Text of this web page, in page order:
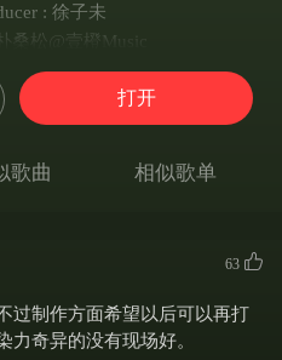
: 徐子未
桑松@壹橙Music
此眺望
的两颗星
的同框
是在挣扎
样
尔照亮
打开
歌曲 相似歌单
63
过制作方面希望以后可以再打
力奇异的没有现场好。